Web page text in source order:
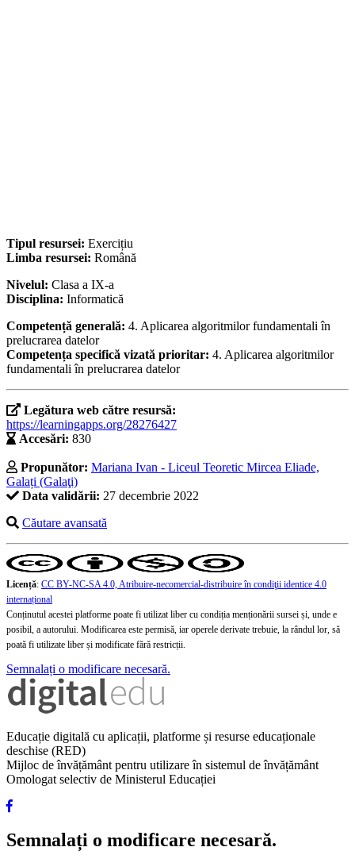
Tipul resursei: Exercițiu
Limba resursei: Română
Nivelul: Clasa a IX-a
Disciplina: Informatică
Competență generală: 4. Aplicarea algoritmilor fundamentali în
prelucrarea datelor
Competența specifică vizată prioritar: 4. Aplicarea algoritmilor
fundamentali în prelucrarea datelor
Legătura web către resursă:
https://learningapps.org/28276427
Accesări: 830
Propunător: Mariana Ivan - Liceul Teoretic Mircea Eliade,
Galați (Galaţi)
Data validării: 27 decembrie 2022
Căutare avansată
Licență: CC BY-NC-SA 4.0, Atribuire-necomercial-distribuire în condiţii identice 4.0
internațional
Conținutul acestei platforme poate fi utilizat liber cu condiția menționării sursei și, unde e
posibil, a autorului. Modificarea este permisă, iar operele derivate trebuie, la rândul lor, să
poată fi utilizate liber și modificate fără restricții.
Semnalați o modificare necesară.
Educație digitală cu aplicații, platforme și resurse educaționale
deschise (RED)
Mijloc de învățământ pentru utilizare în sistemul de învățământ
Omologat selectiv de Ministerul Educației
Semnalați o modificare necesară.